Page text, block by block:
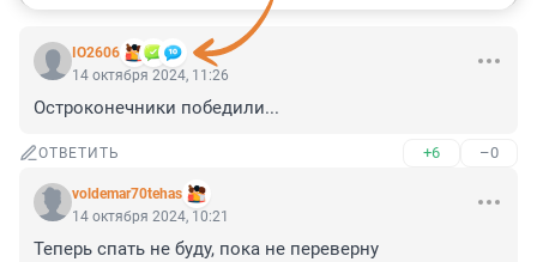
IO2606
14 октября 2024, 11:26
Остроконечники победили...
ОТВЕТИТЬ +6 –0
voldemar70tehas
14 октября 2024, 10:21
Теперь спать не буду, пока не переверну